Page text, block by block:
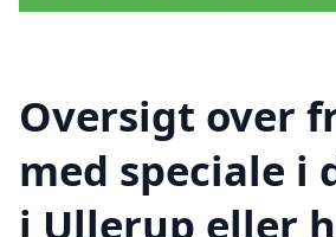
Oversigt over
med speciale i
i Ullerup eller